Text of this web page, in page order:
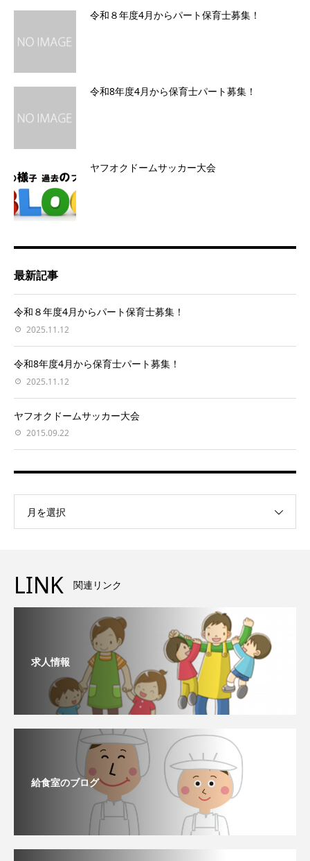
令和８年度4月からパート保育士募集！
令和8年度4月から保育士パート募集！
ヤフオクドームサッカー大会
最新記事
令和８年度4月からパート保育士募集！
2025.11.12
令和8年度4月から保育士パート募集！
2025.11.12
ヤフオクドームサッカー大会
2015.09.22
月を選択
LINK 関連リンク
求人情報
給食室のブログ